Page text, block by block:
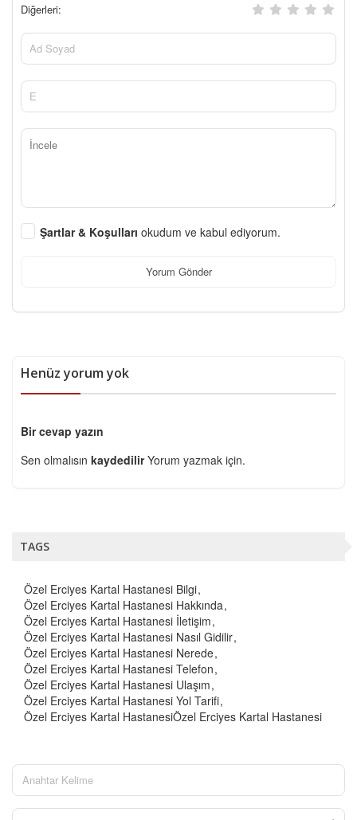
Diğerleri:
Şartlar & Koşulları okudum ve kabul ediyorum.
Yorum Gönder
Henüz yorum yok
Bir cevap yazın
Sen olmalısın kaydedilirYorum yazmak için.
TAGS
Özel Erciyes Kartal Hastanesi Bilgi
Özel Erciyes Kartal Hastanesi Hakkında
Özel Erciyes Kartal Hastanesi İletişim
Özel Erciyes Kartal Hastanesi Nasıl Gidilir
Özel Erciyes Kartal Hastanesi Nerede
Özel Erciyes Kartal Hastanesi Telefon
Özel Erciyes Kartal Hastanesi Ulaşım
Özel Erciyes Kartal Hastanesi Yol Tarifi
Özel Erciyes Kartal HastanesiÖzel Erciyes Kartal Hastanesi